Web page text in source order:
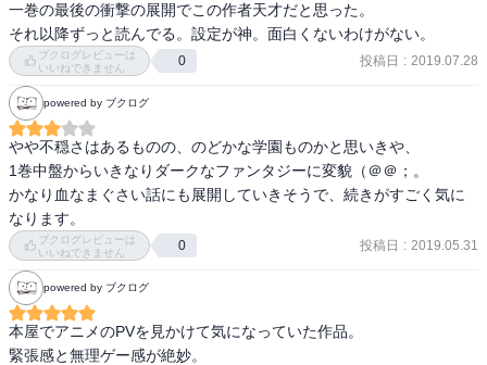
………間違いなく、最高の作品でした！！！！！
一巻の最後の衝撃の展開でこの作者天才だと思った。
それ以降ずっと読んでる。設定が神。面白くないわけがない。
ブクログレビューは
いいねできません
0 投稿日 : 2019.07.28
powered by ブクログ
やや不穏さはあるものの、のどかな学園ものかと思いきや、
1巻中盤からいきなりダークなファンタジーに変貌（＠＠；。
かなり血なまぐさい話にも展開していきそうで、続きがすごく気に
なります。
ブクログレビューは
いいねできません
0 投稿日 : 2019.05.31
powered by ブクログ
本屋でアニメのPVを見かけて気になっていた作品。
緊張感と無理ゲー感が絶妙。